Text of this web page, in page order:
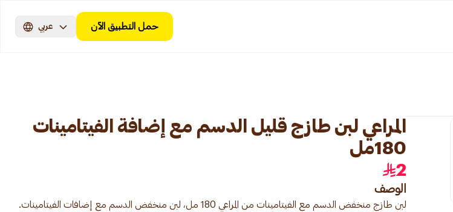
حمل التطبيق الآن عربي
المراعي لبن طازج قليل الدسم مع إضافة الفيتامينات
180مل
2
الوصف
لبن طازج منخفض الدسم مع الفيتامينات من المراعي 180 مل، لبن منخفض الدسم مع إضافات الفيتامينات.